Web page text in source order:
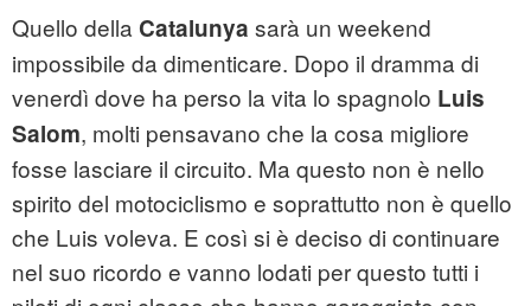
Quello della Catalunya sarà un weekend
impossibile da dimenticare. Dopo il dramma di
venerdì dove ha perso la vita lo spagnolo Luis
Salom, molti pensavano che la cosa migliore
fosse lasciare il circuito. Ma questo non è nello
spirito del motociclismo e soprattutto non è quello
che Luis voleva. E così si è deciso di continuare
nel suo ricordo e vanno lodati per questo tutti i